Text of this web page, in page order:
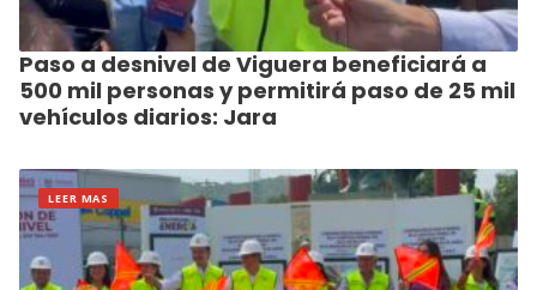
Paso a desnivel de Viguera beneficiará a
500 mil personas y permitirá paso de 25 mil
vehículos diarios: Jara
LEER MAS